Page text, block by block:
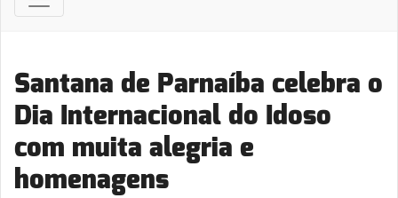
Santana de Parnaíba celebra o
Dia Internacional do Idoso
com muita alegria e
homenagens